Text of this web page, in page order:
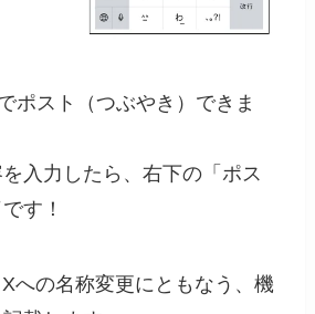
ポスト（つぶやき）できま
入力したら、右下の「ポス
す！
への名称変更にともなう、機